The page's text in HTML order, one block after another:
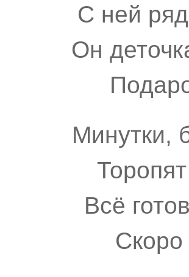
С ней
Он
Минутки,
Всё